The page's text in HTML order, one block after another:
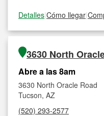
Detalles|Cómo llegar|
3630 North
Abre a las 8am
3630 North Oracle Road
Tucson, AZ
(520) 293-2577